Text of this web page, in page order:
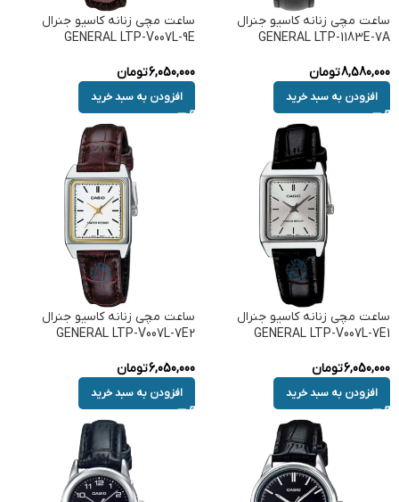
ساعت مچی زنانه کاسیو جنرال
GENERAL LTP-1183E-7A
8,580,000تومان
افزودن به سبد خرید
ساعت مچی زنانه کاسیو جنرال
GENERAL LTP-V007L-9E
6,050,000تومان
افزودن به سبد خرید
ساعت مچی زنانه کاسیو جنرال
GENERAL LTP-V007L-7E1
6,050,000تومان
افزودن به سبد خرید
ساعت مچی زنانه کاسیو جنرال
GENERAL LTP-V007L-7E2
6,050,000تومان
افزودن به سبد خرید